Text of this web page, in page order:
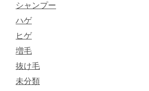
シャンプー
ハゲ
ヒゲ
増毛
抜け毛
未分類